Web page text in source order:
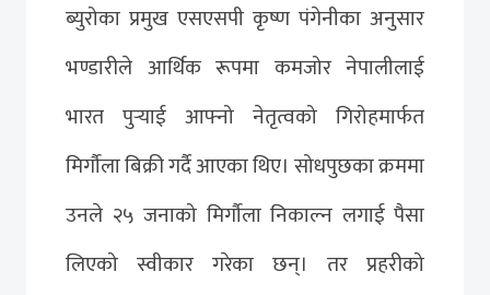
ब्युरोका प्रमुख एसएसपी कृष्ण पंगेनीका अनुसार
भण्डारीले आर्थिक रूपमा कमजोर नेपालीलाई
भारत पुर्‍याई आफ्नो नेतृत्वको गिरोहमार्फत
मिर्गौला बिक्री गर्दै आएका थिए। सोधपुछका क्रममा
उनले २५ जनाको मिर्गौला निकाल्न लगाई पैसा
लिएको स्वीकार गरेका छन्। तर प्रहरीको